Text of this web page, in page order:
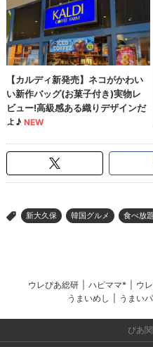
> 新大久保 韓国グルメ 食べ放題
ウレぴあ総研 ハピママ* ウ
うまいめし
うまい
ぴあ